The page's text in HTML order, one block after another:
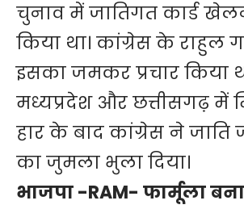
चुनाव में जातिगत कार्ड
किया था। कांग्रेस के राहुल
इसका जमकर प्रचार किया
मध्यप्रदेश और छत्तीसगढ़ में
हार के बाद कांग्रेस ने
का जुमला भुला दिया।
भाजपा -RAM- फार्मूला